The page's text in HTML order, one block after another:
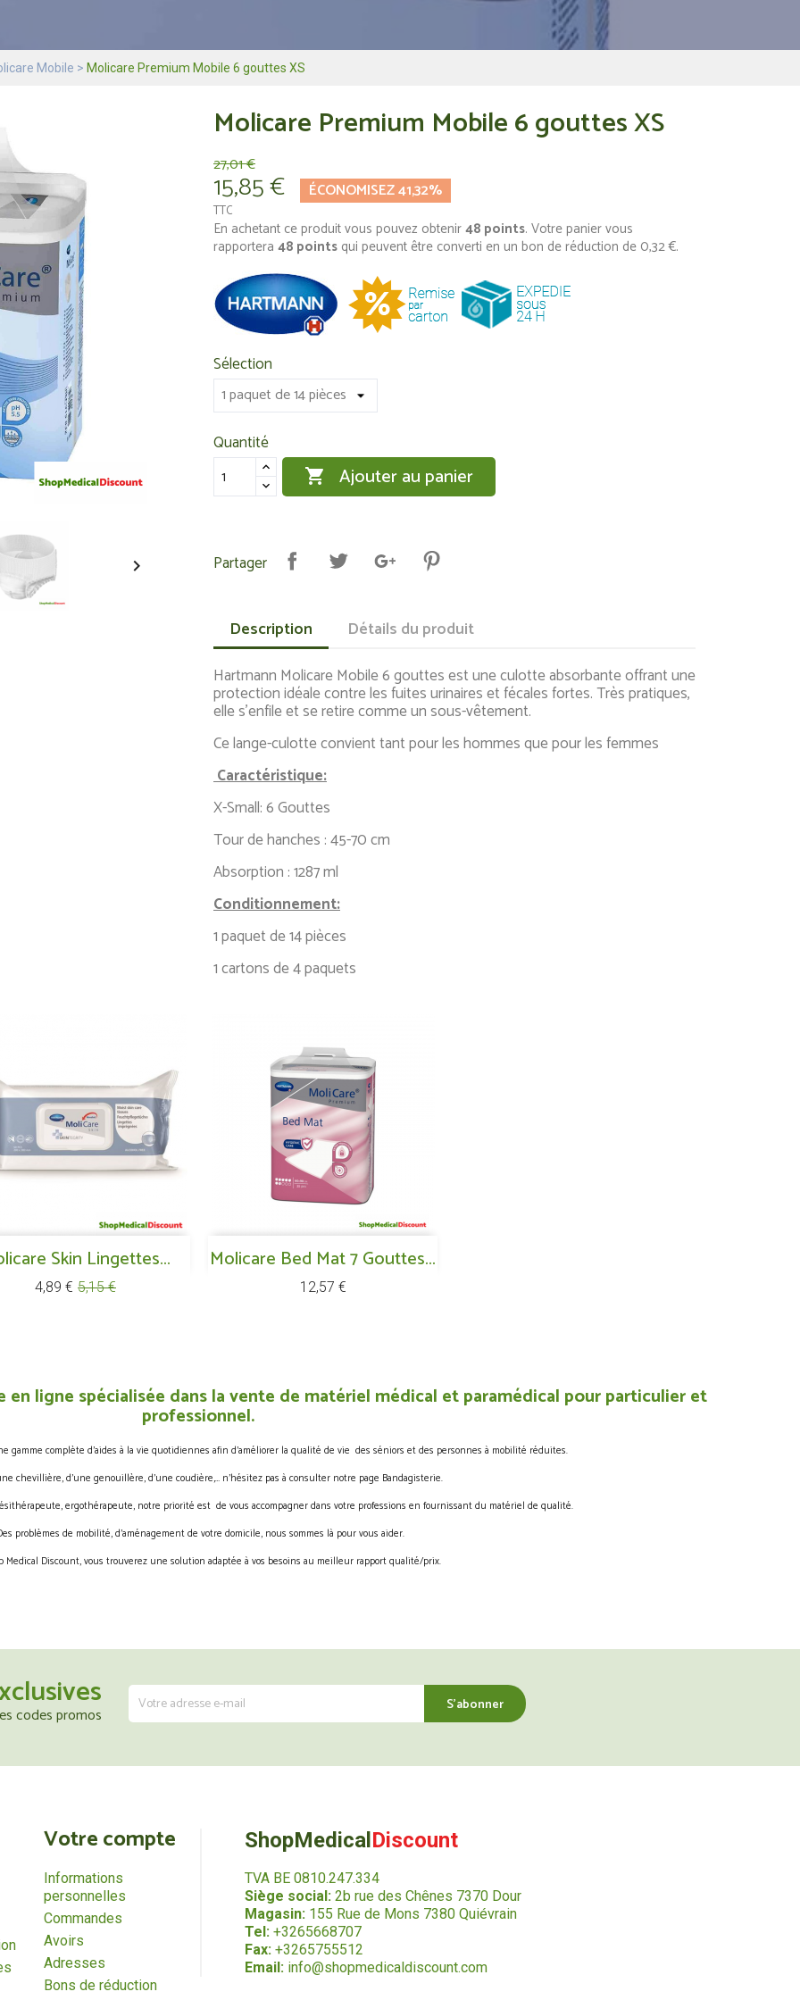
Mobile Molicare Premium Mobile 6 gouttes XS

Molicare Premium Mobile 6 gouttes XS
27,01 €
15,85 € ÉCONOMISEZ 41,32%
TTC
En achetant ce produit vous pouvez obtenir48 points. Votre panier vous
rapportera 48 points qui peuvent être converti en un bon de réduction de 0,32 €.
Sélection
Quantité
 Ajouter au panier
Partager
Description Détails du produit
Hartmann Molicare Mobile 6 gouttes est une culotte absorbante offrant une
protection idéale contre les fuites urinaires et fécales fortes. Très pratiques,
elle s'enfile et se retire comme un sous-vêtement.
Ce lange-culotte convient tant pour les hommes que pour les femmes
Caractéristique:
X-Small: 6 Gouttes
Tour de hanches : 45-70 cm
Absorption : 1287 ml
Conditionnement:
1 paquet de 14 pièces
1 cartons de 4 paquets
Skin Lingettes...
Prix
4,89 € Prix
5,15 €
Aperçu rapide Molicare Bed Mat 7 Gouttes...
Prix
12,57 €
Aperçu rapide
ligne spécialisée dans la vente de matériel médical et paramédical pour particulier et
professionnel.
gamme complète d’aides à la vie quotidiennes afin d’améliorer la qualité de vie des séniors et des personnes à mobilité réduites.
chevillière, d’une genouillère, d’une coudière,… n’hésitez pas à consulter notre page Bandagisterie.
ergothérapeute, notre priorité est de vous accompagner dans votre professions en fournissant du matériel de qualité.
problèmes de mobilité, d’aménagement de votre domicile, nous sommes là pour vous aider.
Medical Discount, vous trouverez une solution adaptée à vos besoins au meilleur rapport qualité/prix.
codes promos
Votre compte
Informations
personnelles
Commandes
Avoirs
Adresses
Bons de réduction
ShopMedical Discount
TVA BE 0810.247.334
Siège social:2b rue des Chênes 7370 Dour
Magasin:155 Rue de Mons 7380 Quiévrain
Tel: +3265668707
Fax: +3265755512
Email: info@shopmedicaldiscount.com